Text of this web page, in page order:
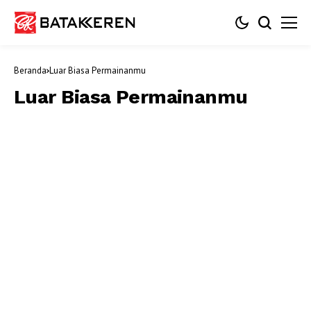
Beranda Luar Biasa Permainanmu
Luar Biasa Permainanmu